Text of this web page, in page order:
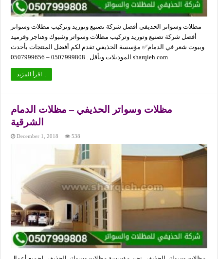
مظلات وسواتر الحذيفي أفضل شركة تصنيع وتوريد وتركيب مظلات وسواتر
أفضل شركة تصنيع وتوريد وتركيب مظلات وسواتر وشبوك وهناجر وقرميد
وبيوت شعر في الدمام✅ مؤسسة الحذيفي تقدم لكم أفضل المنتجات بأحدث
الموديلات وبأقل . 0507999808 – 0507999656 sharqieh.com
مظلات وسواتر الحذيفي – مظلات الدمام
الشرقية
December 1, 2018 538